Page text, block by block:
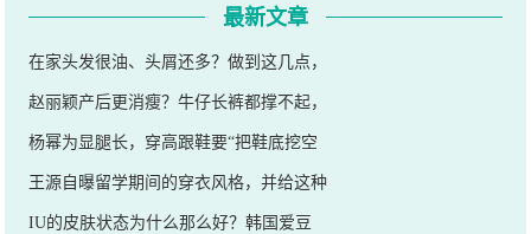
最新文章
在家头发很油、头屑还多？做到这几点，
赵丽颖产后更消瘦？牛仔长裤都撑不起，
杨幂为显腿长，穿高跟鞋要“把鞋底挖空
王源自曝留学期间的穿衣风格，并给这种
IU的皮肤状态为什么那么好？韩国爱豆